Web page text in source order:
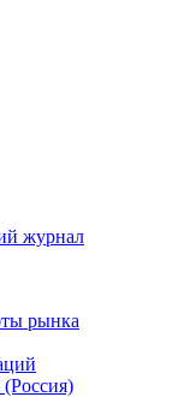
журнал
рынка